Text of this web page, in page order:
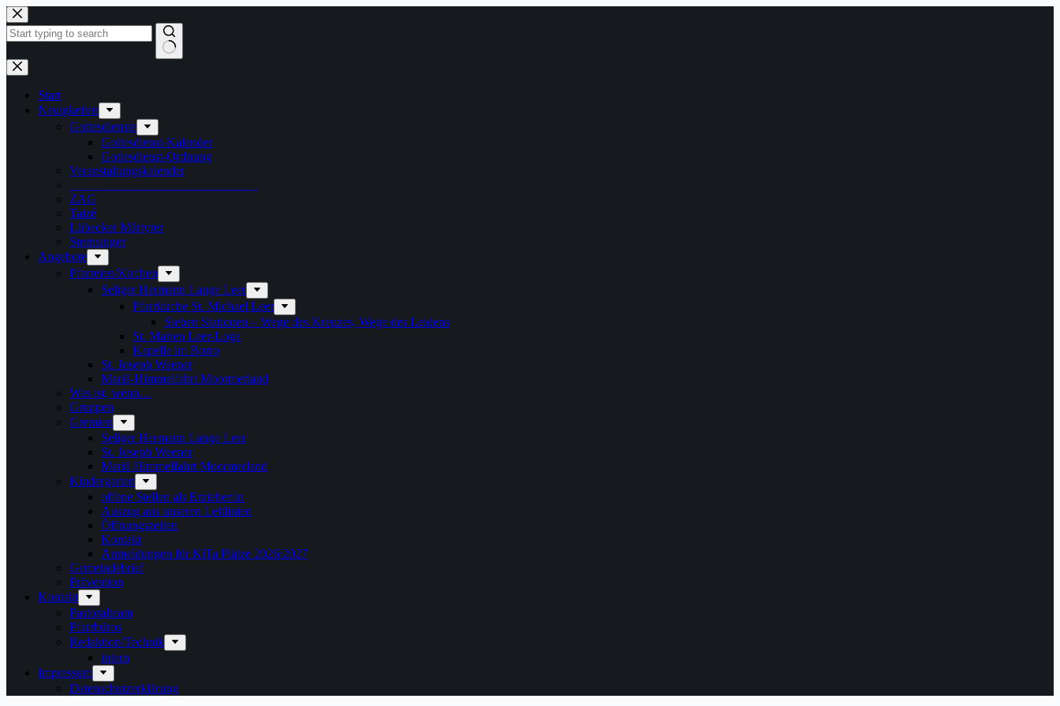
Zum
Inhalt
springen
Keine
Ergebnisse
Start
Neuigkeiten
Gottesdienste
Gottesdienst-Kalender
Gottesdienst-Ordnung
Veranstaltungskalender
ZAG
Taizé
Lübecker Märtyrer
Sternsinger
Angebote
Pfarreien/Kirchen
Seliger Hermann Lange Leer
Pfarrkirche St. Michael Leer
Sieben Stationen – Wege des Kreuzes, Wege des Leidens
St. Marien Leer-Loga
Kapelle im Borro
St. Joseph Weener
Mariä-Himmelfahrt Moormerland
Was ist, wenn…
Gruppen
Gremien
Seliger Hermann Lange Leer
St. Joseph Weener
Mariä Himmelfahrt Moormerland
Kindergarten
offene Stellen als Erzieher:in
Auszug aus unseren Leitlinien
Öffnungszeiten
Kontakt
Anmeldungen für KiTa Plätze 2026/2027
Gemeindebrief
Prävention
Kontakt
Pastoralteam
Pfarrbüros
Redaktion/Technik
intern
Impressum
Datenschutzerklärung